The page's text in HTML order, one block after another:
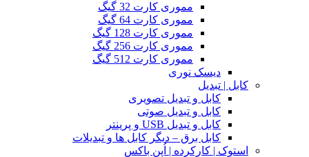
مموری کارت 32 گیگ
مموری کارت 64 گیگ
مموری کارت 128 گیگ
مموری کارت 256 گیگ
مموری کارت 512 گیگ
دیسک نوری
کابل | تبدیل
کابل و تبدیل تصویری
کابل و تبدیل صوتی
کابل و تبدیل USB و پرینتر
کابل برق – دیگر کابل ها و تبدیلات
استوک | کارکرده | اُپن باکس